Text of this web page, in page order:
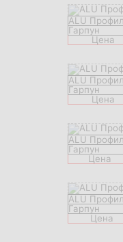
ALU
Гарпун
Цена
ALU
Гарпун
Цена
ALU
Гарпун
Цена
ALU
Гарпун
Цена